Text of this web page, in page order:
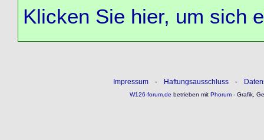
Klicken Sie hier, um sich
Impressum - Haftungsausschluss -
W126-forum.de betrieben mitPhorum- Grafik,